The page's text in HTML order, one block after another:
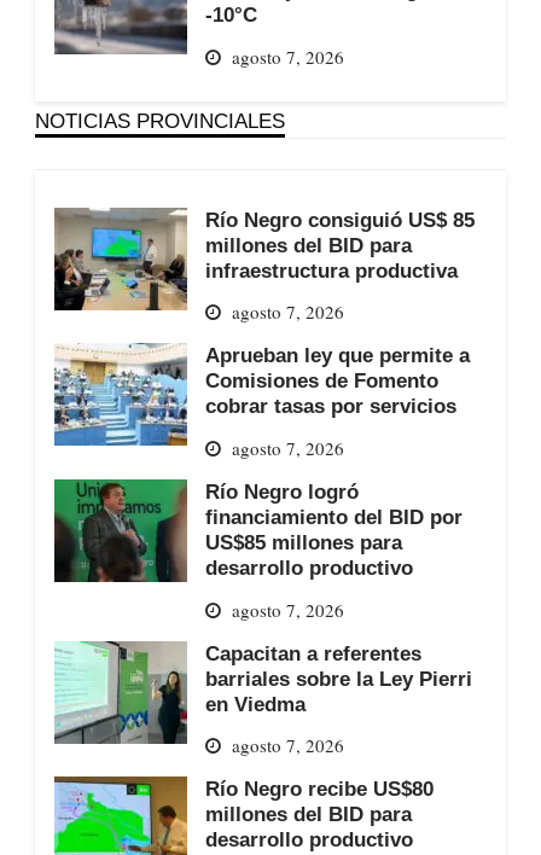
-10°C
agosto 7, 2026
NOTICIAS PROVINCIALES
Río Negro consiguió US$ 85
millones del BID para
infraestructura productiva
agosto 7, 2026
Aprueban ley que permite a
Comisiones de Fomento
cobrar tasas por servicios
agosto 7, 2026
Río Negro logró
financiamiento del BID por
US$85 millones para
desarrollo productivo
agosto 7, 2026
Capacitan a referentes
barriales sobre la Ley Pierri
en Viedma
agosto 7, 2026
Río Negro recibe US$80
millones del BID para
desarrollo productivo